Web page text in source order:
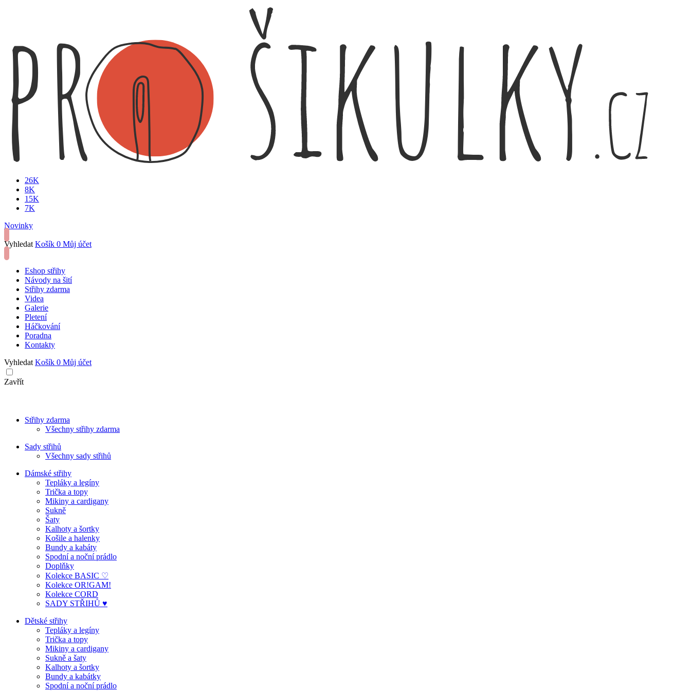
26K
8K
15K
7K
Novinky
Vyhledat Košík 0 Můj účet
Eshop střihy
Návody na šití
Střihy zdarma
Videa
Galerie
Pletení
Háčkování
Poradna
Kontakty
Vyhledat Košík 0 Můj účet
Zavřít
Střihy zdarma
Všechny střihy zdarma
Sady střihů
Všechny sady střihů
Dámské střihy
Tepláky a legíny
Trička a topy
Mikiny a cardigany
Sukně
Šaty
Kalhoty a šortky
Košile a halenky
Bundy a kabáty
Spodní a noční prádlo
Doplňky
Kolekce BASIC ♡
Kolekce OR!GAM!
Kolekce CORD
SADY STŘIHŮ ♥
Dětské střihy
Tepláky a legíny
Trička a topy
Mikiny a cardigany
Sukně a šaty
Kalhoty a šortky
Bundy a kabátky
Spodní a noční prádlo